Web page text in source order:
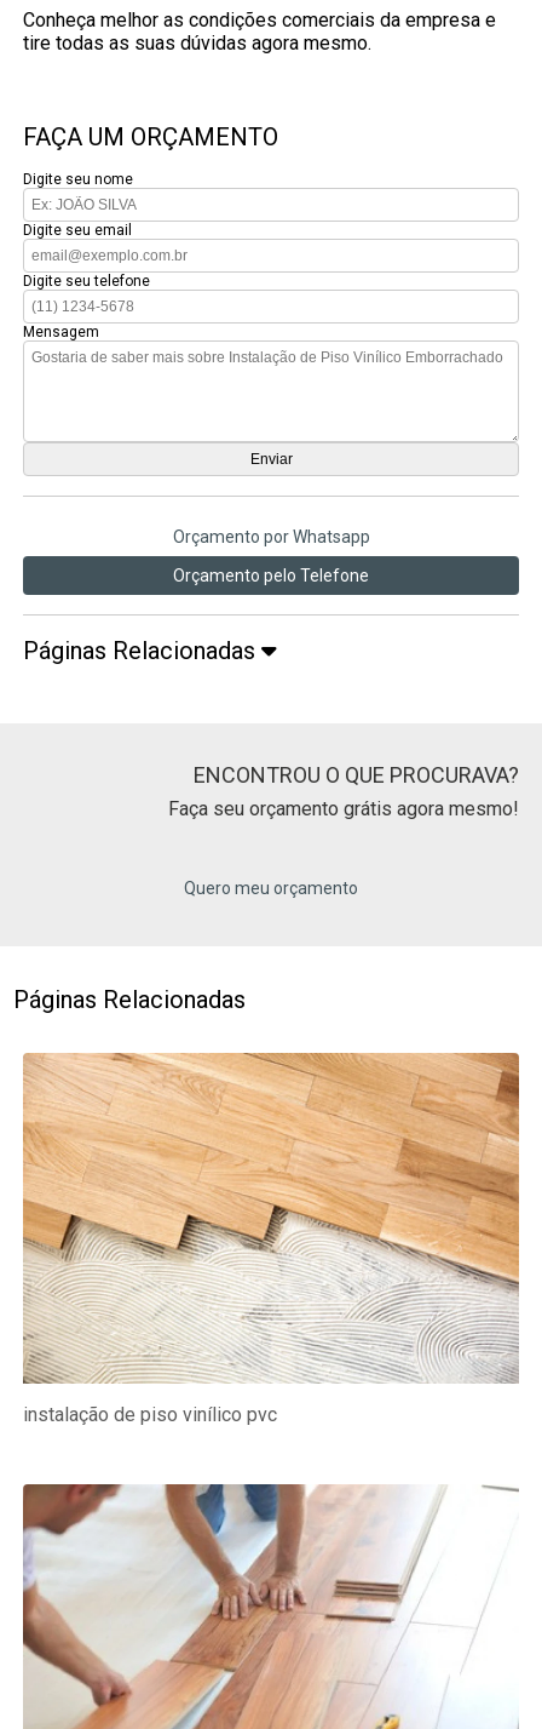
Conheça melhor as condições comerciais da empresa e
tire todas as suas dúvidas agora mesmo.
FAÇA UM ORÇAMENTO
Digite seu nome
Digite seu email
Digite seu telefone
Mensagem
Orçamento por Whatsapp
Orçamento pelo Telefone
Páginas Relacionadas
ENCONTROU O QUE PROCURAVA?
Faça seu orçamento grátis agora mesmo!
Quero meu orçamento
Páginas Relacionadas
instalação de piso vinílico pvc